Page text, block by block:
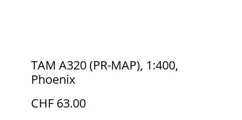
TAM A320 (PR-MAP), 1:400,
Phoenix
CHF 63.00